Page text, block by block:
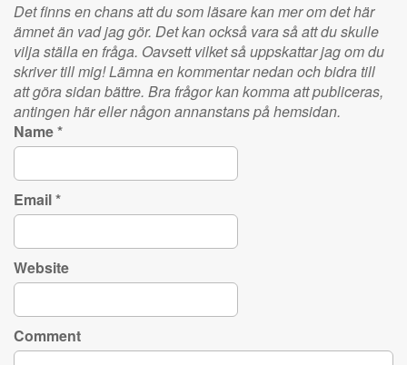
Det finns en chans att du som läsare kan mer om det här
ämnet än vad jag gör. Det kan också vara så att du skulle
vilja ställa en fråga. Oavsett vilket så uppskattar jag om du
skriver till mig! Lämna en kommentar nedan och bidra till
att göra sidan bättre. Bra frågor kan komma att publiceras,
antingen här eller någon annanstans på hemsidan.
Name*
Email*
Website
Comment